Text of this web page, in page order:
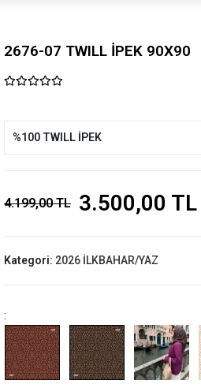
2676-07 TWILL İPEK 90X90
%100 TWILL İPEK
4.199,00 TL 3.500,00 TL
Kategori: 2026 İLKBAHAR/YAZ
: